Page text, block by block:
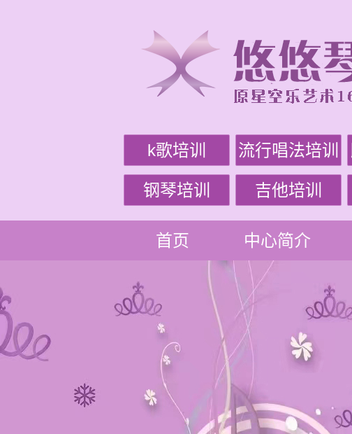
k歌培训 流行唱法培训
钢琴培训 吉他培训
首页 中心简介